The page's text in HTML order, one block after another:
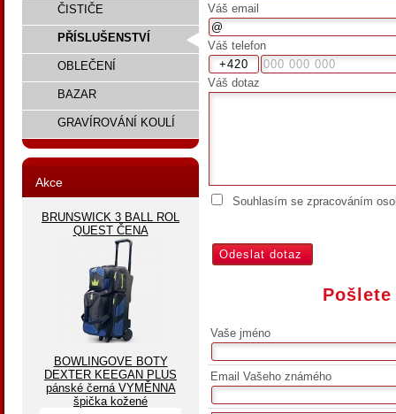
Váš email
Váš telefon
Váš dotaz
Souhlasím se zpracováním
Vaše jméno
Email Vašeho známého
ČISTIČE
PŘÍSLUŠENSTVÍ
OBLEČENÍ
BAZAR
GRAVÍROVÁNÍ KOULÍ
Akce
BRUNSWICK 3 BALL ROL
QUEST ČENA
BOWLINGOVE BOTY
DEXTER KEEGAN PLUS
pánské černá VYMĚNNA
špička kožené